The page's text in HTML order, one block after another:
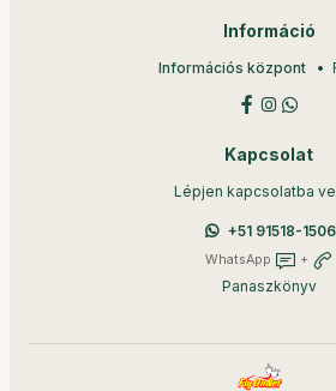
Információ
Információs központ
Kapcsolat
Lépjen kapcsolatba
+51 91518-1506
WhatsApp +
Panaszkönyv